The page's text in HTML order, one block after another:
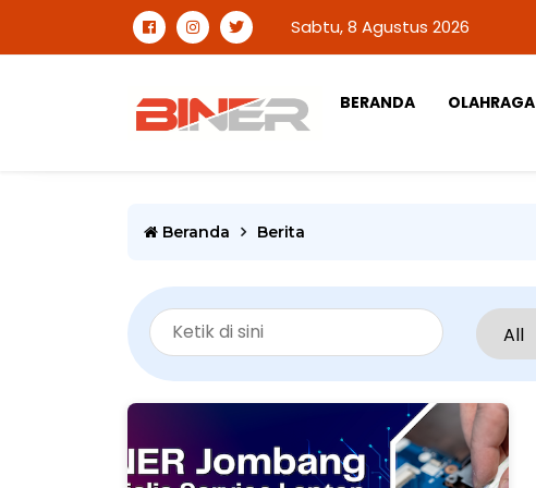
Sabtu, 8 Agustus 2026
BERANDA OLAHRAGA
Beranda Berita